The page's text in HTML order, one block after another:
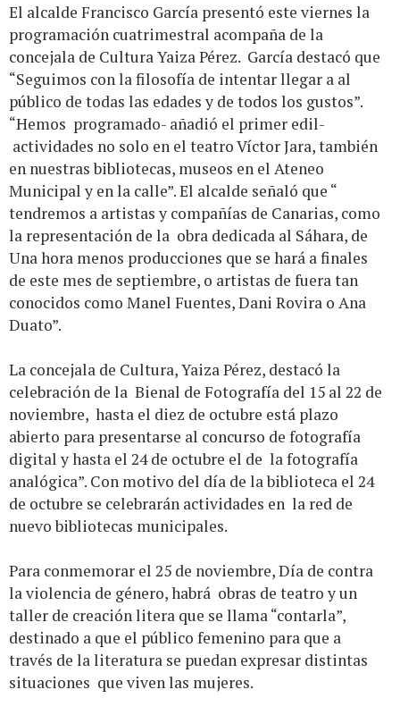
El alcalde Francisco García presentó este viernes la
programación cuatrimestral acompaña de la
concejala de Cultura Yaiza Pérez. García destacó que
“Seguimos con la filosofía de intentar llegar a al
público de todas las edades y de todos los gustos”.
“Hemos programado- añadió el primer edil-
actividades no solo en el teatro Víctor Jara, también
en nuestras bibliotecas, museos en el Ateneo
Municipal y en la calle”. El alcalde señaló que “
tendremos a artistas y compañías de Canarias, como
la representación de la obra dedicada al Sáhara, de
Una hora menos producciones que se hará a finales
de este mes de septiembre, o artistas de fuera tan
conocidos como Manel Fuentes, Dani Rovira o Ana
Duato”.
La concejala de Cultura, Yaiza Pérez, destacó la
celebración de la Bienal de Fotografía del 15 al 22 de
noviembre, hasta el diez de octubre está plazo
abierto para presentarse al concurso de fotografía
digital y hasta el 24 de octubre el de la fotografía
analógica”. Con motivo del día de la biblioteca el 24
de octubre se celebrarán actividades en la red de
nuevo bibliotecas municipales.
Para conmemorar el 25 de noviembre, Día de contra
la violencia de género, habrá obras de teatro y un
taller de creación litera que se llama “contarla”,
destinado a que el público femenino para que a
través de la literatura se puedan expresar distintas
situaciones que viven las mujeres.